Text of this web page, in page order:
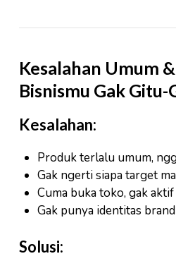
Kesalahan Umum
Bisnismu Gak Gitu-
Kesalahan:
Produk terlalu umum,
Gak ngerti siapa target
Cuma buka toko, gak
Gak punya identitas
Solusi: